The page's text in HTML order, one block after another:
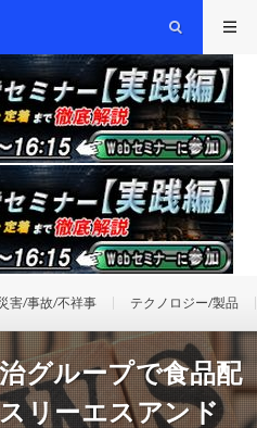
害/事故/不祥事 テクノロジー/製品
グループで食品配
リーエスアンド